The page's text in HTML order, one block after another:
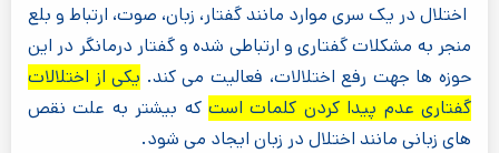
اختلال در یک سری موارد مانند گفتار، زبان، صوت، ارتباط و بلع
منجر به مشکلات گفتاری و ارتباطی شده و گفتار درمانگر در این
حوزه ها جهت رفع اختلالات، فعالیت می کند. یکی از اختلالات
گفتاری عدم پیدا کردن کلمات است که بیشتر به علت نقص
های زبانی مانند اختلال در زبان ایجاد می شود.